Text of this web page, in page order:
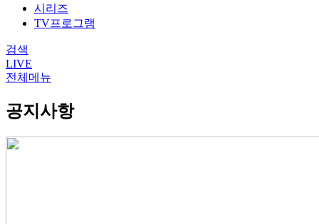
시리즈
TV프로그램
검색
LIVE
전체메뉴
공지사항